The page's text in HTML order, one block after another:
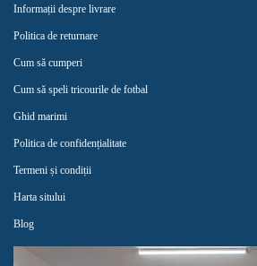
Informații despre livrare
Politica de returnare
Cum să cumperi
Cum să speli tricourile de fotbal
Ghid marimi
Politica de confidențialitate
Termeni și condiții
Harta sitului
Blog